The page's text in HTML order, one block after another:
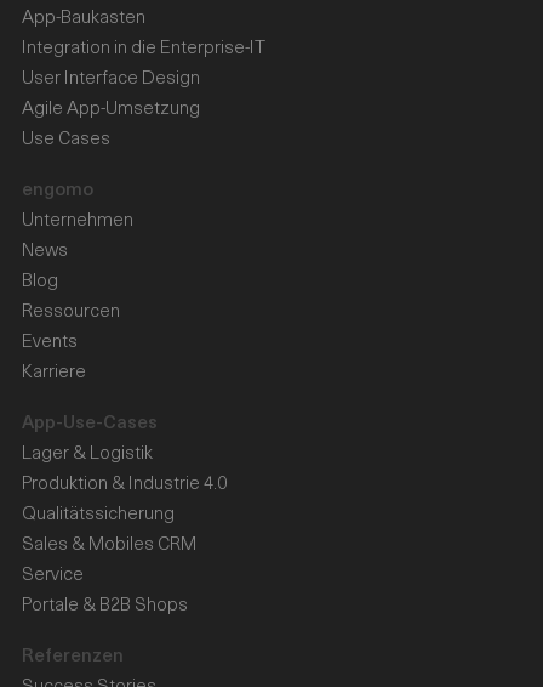
App-Baukasten
Integration in die Enterprise-IT
User Interface Design
Agile App-Umsetzung
Use Cases
App-Use-Cases
Lager & Logistik
Produktion & Industrie 4.0
Qualitätssicherung
Sales & Mobiles CRM
Service
Portale & B2B Shops
Referenzen
engomo
Unternehmen
News
Blog
Ressourcen
Events
Karriere